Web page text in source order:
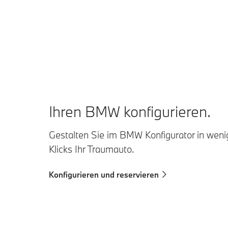
Ihren BMW konfigurieren.
Gestalten Sie im BMW Konfigurator in
Klicks Ihr Traumauto.
Konfigurieren und reservieren